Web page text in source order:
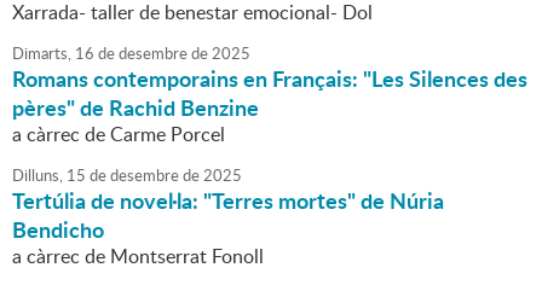
Xarrada- taller de benestar emocional- Dol
Dimarts, 16 dedesembrede2025
Romans contemporains en Français: "Les Silences des
pères" de Rachid Benzine
a càrrec de Carme Porcel
Dilluns, 15 dedesembrede2025
Tertúlia de novel·la: "Terres mortes" de Núria
Bendicho
a càrrec de Montserrat Fonoll